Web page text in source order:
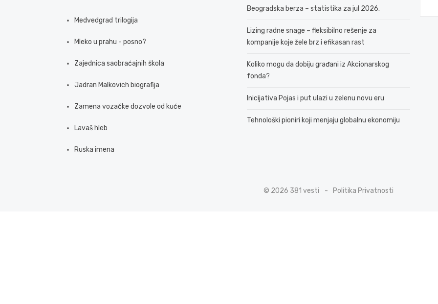
Medvedgrad trilogija
Mleko u prahu - posno?
Zajednica saobraćajnih škola
Jadran Malkovich biografija
Zamena vozačke dozvole od kuće
Lavaš hleb
Ruska imena
Beogradska berza – statistika za jul 2026.
Lizing radne snage – fleksibilno rešenje za
kompanije koje žele brz i efikasan rast
Koliko mogu da dobiju građani iz Akcionarskog
fonda?
Inicijativa Pojas i put ulazi u zelenu novu eru
Tehnološki pioniri koji menjaju globalnu ekonomiju
© 2026 381 vesti Politika Privatnosti